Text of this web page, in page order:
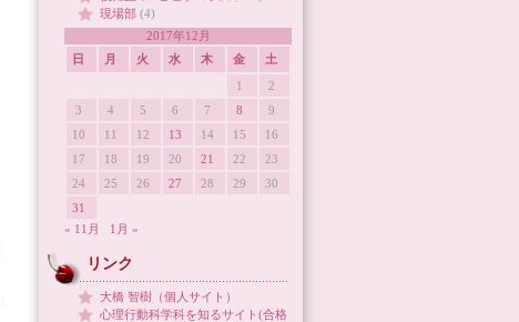
現場部 (4)
2017年12月
日
月 火 水 木 金
土
1
2
3
4 5 6 7 8
9
10
11 12 13 14 15
16
17
18 19 20 21 22
23
24
25 26 27 28 29
30
31
« 11月
1月 »
リンク
大橋 智樹（個人サイト）
心理行動科学科を知るサイト(合格